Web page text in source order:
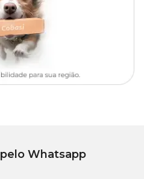
Whatsapp